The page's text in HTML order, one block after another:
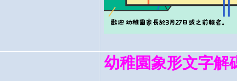
幼稚園象形文字解